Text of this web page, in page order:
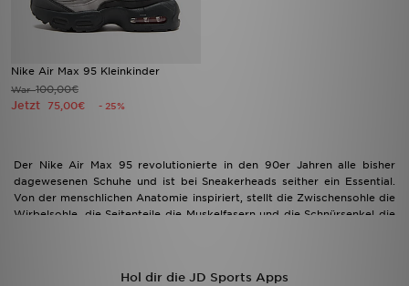
Nike Air Max 95 Kleinkinder
War100,00€
Jetzt 75,00€ - 25%
Der Nike Air Max 95 revolutionierte in den 90er Jahren alle bisher
dagewesenen Schuhe und ist bei Sneakerheads seither ein Essential.
Von der menschlichen Anatomie inspiriert, stellt die Zwischensohle die
Wirbelsohle, die Seitenteile die Muskelfasern und die Schnürsenkel die
angesagten Nike Style für Kinder, Kleinkinder und Babys!
Hol dir die JD Sports Apps